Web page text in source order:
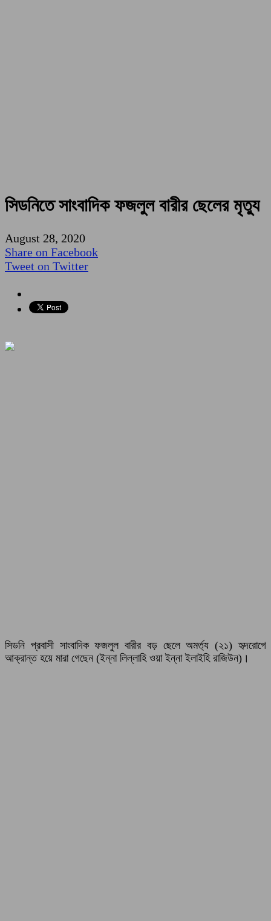
সিডনিতে সাংবাদিক ফজলুল বারীর ছেলের মৃত্যু
August 28, 2020
Share on Facebook
Tweet on Twitter
সিডনি প্রবাসী সাংবাদিক ফজলুল বারীর বড় ছেলে অমর্ত্য (২১) হৃদরোগে
আক্রান্ত হয়ে মারা গেছেন (ইন্না লিল্লাহি ওয়া ইন্না ইলাইহি রাজিউন)।